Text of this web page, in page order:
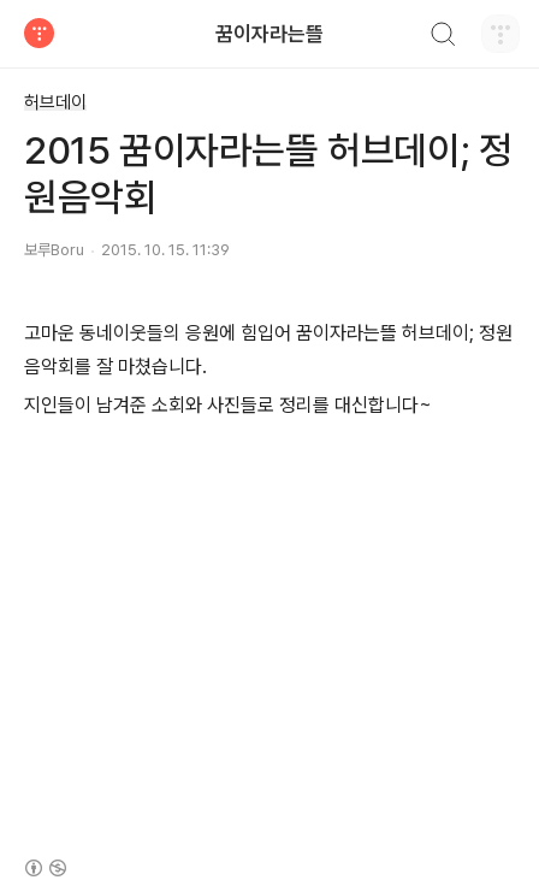
꿈이자라는뜰
허브데이
2015 꿈이자라는뜰 허브데이; 정
원음악회
보루Boru 2015. 10. 15. 11:39
고마운 동네이웃들의 응원에 힘입어 꿈이자라는뜰 허브데이; 정원
음악회를 잘 마쳤습니다.
지인들이 남겨준 소회와 사진들로 정리를 대신합니다~